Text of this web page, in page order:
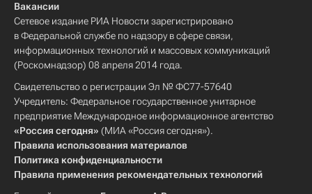
Вакансии
Сетевое издание РИА Новости зарегистрировано
в Федеральной службе по надзору в сфере связи,
информационных технологий и массовых коммуникаций
(Роскомнадзор) 08 апреля 2014 года.
Свидетельство о регистрации Эл № ФС77-57640
Учредитель: Федеральное государственное унитарное
предприятие Международное информационное агентство
«Россия сегодня» (МИА «Россия сегодня»).
Правила использования материалов
Политика конфиденциальности
Правила применения рекомендательных технологий